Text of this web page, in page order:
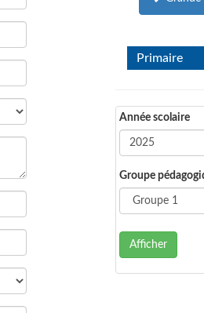
Primaire
Année scolaire
Groupe
Afficher